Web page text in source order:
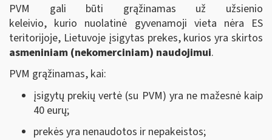
PVM gali būti grąžinamas už užsienio
keleivio, kurio nuolatinė gyvenamoji vieta nėra ES
teritorijoje, Lietuvoje įsigytas prekes, kurios yra skirtos
asmeniniam (nekomerciniam) naudojimui.
PVM grąžinamas, kai:
įsigytų prekių vertė (su PVM) yra ne mažesnė kaip
40 eurų;
prekės yra nenaudotos ir nepakeistos;